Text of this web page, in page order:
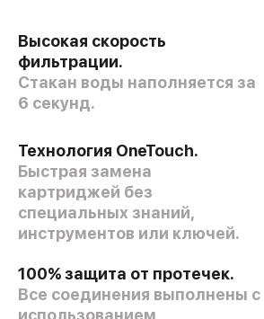
Высокая скорость
фильтрации.
Стакан воды наполняется за
6 секунд.
Технология OneTouch.
Быстрая замена
картриджей без
специальных знаний,
инструментов или ключей.
100% защита от протечек.
Все соединения выполнены с
использованием